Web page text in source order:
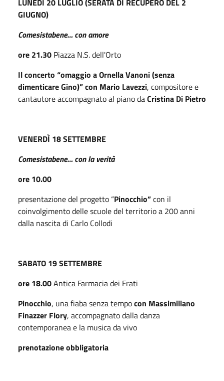
LUNEDÌ 20 LUGLIO(SERATA DI RECUPERO DEL 2
GIUGNO)
Comesistabene… con amore
ore 21.30 Piazza N.S. dell'Orto
Il concerto “omaggio a Ornella Vanoni (senza
dimenticare Gino)”con Mario Lavezzi, compositore e
cantautore accompagnato al piano daCristina Di Pietro
VENERDÌ 18 SETTEMBRE
Comesistabene… con la verità
ore 10.00
presentazione del progetto “Pinocchio”con il
coinvolgimento delle scuole del territorioa 200 anni
dalla nascita di Carlo Collodi
SABATO 19 SETTEMBRE
ore 18.00Antica Farmacia dei Frati
Pinocchio, una fiaba senza tempocon Massimiliano
Finazzer Flory, accompagnato dalla danza
contemporanea e la musica da vivo
prenotazione obbligatoria